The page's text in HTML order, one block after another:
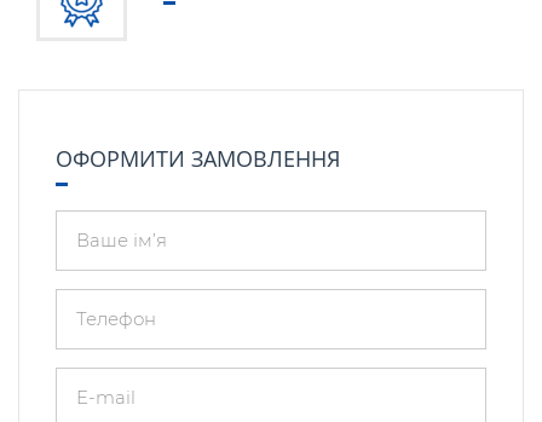
ОФОРМИТИ ЗАМОВЛЕННЯ